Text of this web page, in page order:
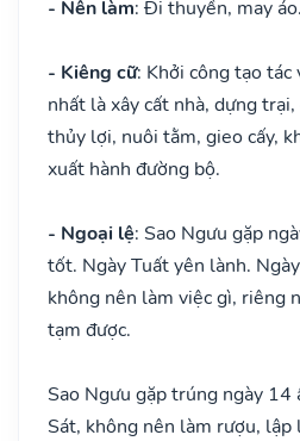
- Nên làm: Đi thuyền, may áo.
- Kiêng cữ: Khởi công tạo tác
nhất là xây cất nhà, dựng
thủy lợi, nuôi tằm, gieo cấy,
xuất hành đường bộ.
- Ngoại lệ: Sao Ngưu gặp
tốt. Ngày Tuất yên lành.
không nên làm việc gì, riêng
tạm được.
Sao Ngưu gặp trúng ngày
Sát, không nên làm rượu,